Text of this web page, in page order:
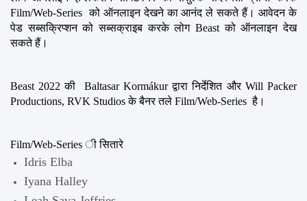
Film/Web-Series  को ऑनलाइन देखने का आनंद ले सकते हैं। आवेदन के
पेड सब्सक्रिप्शन को सब्सक्राइब करके लोग Beast को ऑनलाइन देख
सकते हैं।
Beast 2022 की  Baltasar Kormákur द्वारा निर्देशित और Will Packer
Productions, RVK Studios के बैनर तले Film/Web-Series  है।
Film/Web-Series ी सितारे
Idris Elba
Iyana Halley